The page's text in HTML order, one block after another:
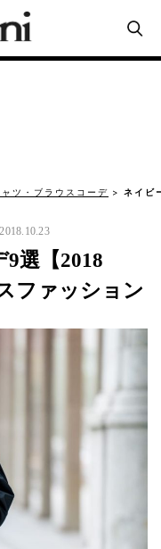
ャツ・ブラウスコーデ ネイビ
2018.10.23
選【2018
ファッション